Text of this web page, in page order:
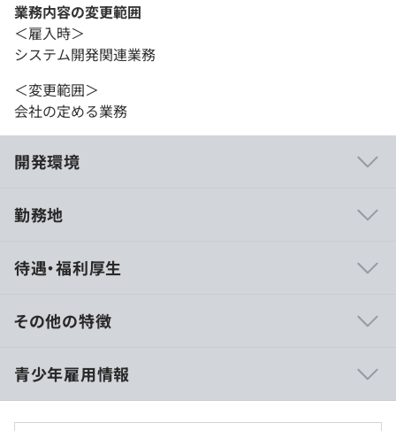
業務内容の変更範囲
＜雇入時＞
システム開発関連業務
＜変更範囲＞
会社の定める業務
開発環境
日本全国を網羅するATMオペレーションセンターを通じて
ATM監視台数は10万台を突破！50%以上の市場シェアを
誇るまでに成長しており、大きな経営基盤となっていま
運用に至るまで一貫して提供しているため、上流から下流
工程まで幅広く活躍できます。
勤務地
待遇・福利厚生
■大学院了：280,000円
■4年制大学／高等専門学校（専攻科）卒：260,000円
■高等専門学校（本科）卒：240,000円
その他の特徴
青少年雇用情報